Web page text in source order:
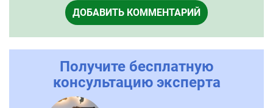
ДОБАВИТЬ КОММЕНТАРИЙ
Получите бесплатную
консультацию эксперта